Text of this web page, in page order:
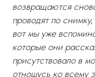
возвращаются
проводят по
вот мы уже
которые они
присутствовало в
отношусь ко всему